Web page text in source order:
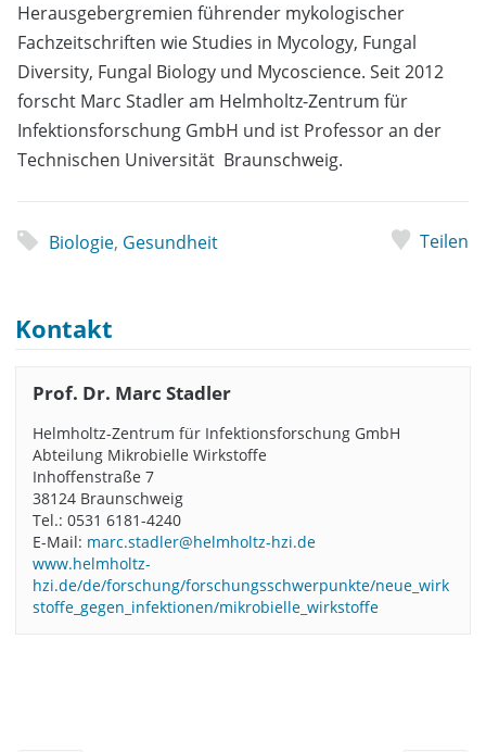
Herausgebergremien führender mykologischer
Fachzeitschriften wie Studies in Mycology, Fungal
Diversity, Fungal Biology und Mycoscience. Seit 2012
forscht Marc Stadler am Helmholtz-Zentrum für
Infektionsforschung GmbH und ist Professor an der
Technischen Universität Braunschweig.
Biologie, Gesundheit Teilen
Kontakt
Prof. Dr. Marc Stadler
Helmholtz-Zentrum für Infektionsforschung GmbH
Abteilung Mikrobielle Wirkstoffe
Inhoffenstraße 7
38124 Braunschweig
Tel.: 0531 6181-4240
E-Mail: marc.stadler@helmholtz-hzi.de
www.helmholtz-
hzi.de/de/forschung/forschungsschwerpunkte/neue_wirk
stoffe_gegen_infektionen/mikrobielle_wirkstoffe